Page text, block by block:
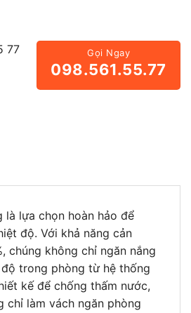
77 Gọi Ngay
098.561.55.77
là lựa chọn hoàn hảo để
độ. Với khả năng cản
chúng không chỉ ngăn nắng
trong phòng từ hệ thống
kế để chống thấm nước,
chỉ làm vách ngăn phòng